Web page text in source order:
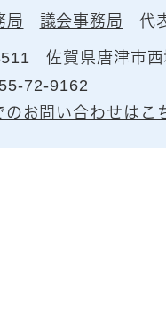
局 議会事務局 代
佐賀県唐津市
72-9162
のお問い合わせはこ